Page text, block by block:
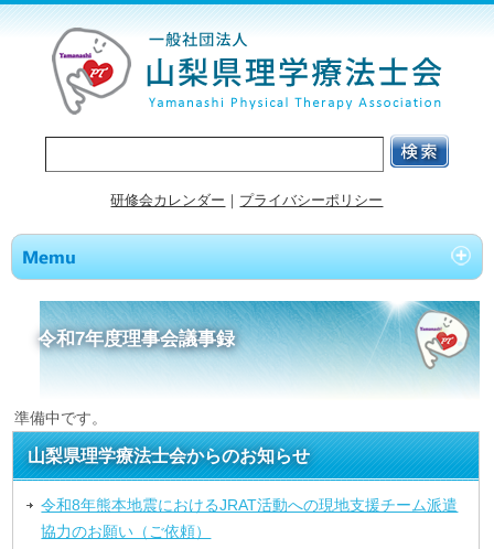
研修会カレンダー ｜ プライバシーポリシー
令和7年度理事会議事録
準備中です。
山梨県理学療法士会からのお知らせ
令和8年熊本地震におけるJRAT活動への現地支援チーム派遣
協力のお願い（ご依頼）